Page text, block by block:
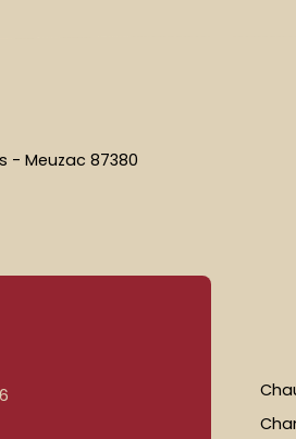
- Meuzac 87380
6